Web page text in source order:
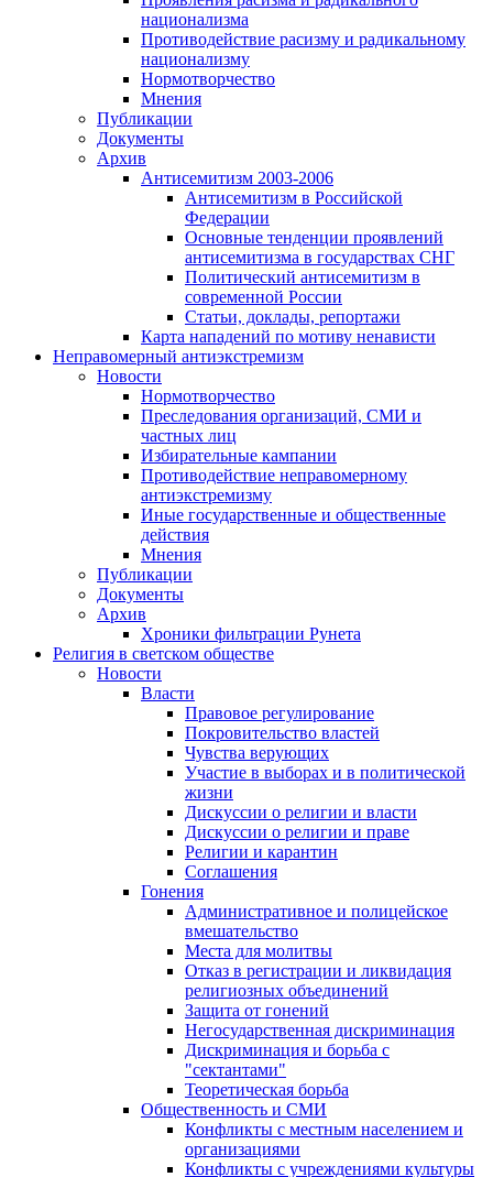
национализма
Противодействие расизму и радикальному
национализму
Нормотворчество
Мнения
Публикации
Документы
Архив
Антисемитизм 2003-2006
Антисемитизм в Российской
Федерации
Основные тенденции проявлений
антисемитизма в государствах СНГ
Политический антисемитизм в
современной России
Статьи, доклады, репортажи
Карта нападений по мотиву ненависти
Неправомерный антиэкстремизм
Новости
Нормотворчество
Преследования организаций, СМИ и
частных лиц
Избирательные кампании
Противодействие неправомерному
антиэкстремизму
Иные государственные и общественные
действия
Мнения
Публикации
Документы
Архив
Хроники фильтрации Рунета
Религия в светском обществе
Новости
Власти
Правовое регулирование
Покровительство властей
Чувства верующих
Участие в выборах и в политической
жизни
Дискуссии о религии и власти
Дискуссии о религии и праве
Религии и карантин
Соглашения
Гонения
Административное и полицейское
вмешательство
Места для молитвы
Отказ в регистрации и ликвидация
религиозных объединений
Защита от гонений
Негосударственная дискриминация
Дискриминация и борьба с
"сектантами"
Теоретическая борьба
Общественность и СМИ
Конфликты с местным населением и
организациями
Конфликты с учреждениями культуры